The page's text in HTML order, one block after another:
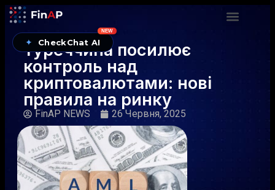
✦ CheckChat AI
NEW
Туреччина посилює
контроль над
криптовалютами: нові
правила на ринку
FinAP NEWS 26 Червня, 2025